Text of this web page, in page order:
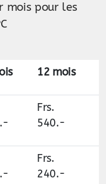
mois pour les
12 mois
Frs.
540.-
Frs.
240.-